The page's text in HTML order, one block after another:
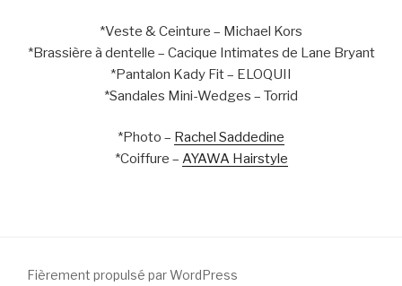
*Veste & Ceinture – Michael Kors
*Brassière à dentelle – Cacique Intimates de Lane Bryant
*Pantalon Kady Fit – ELOQUII
*Sandales Mini-Wedges – Torrid
*Photo – Rachel Saddedine
*Coiffure – AYAWA Hairstyle
Fièrement propulsé par WordPress